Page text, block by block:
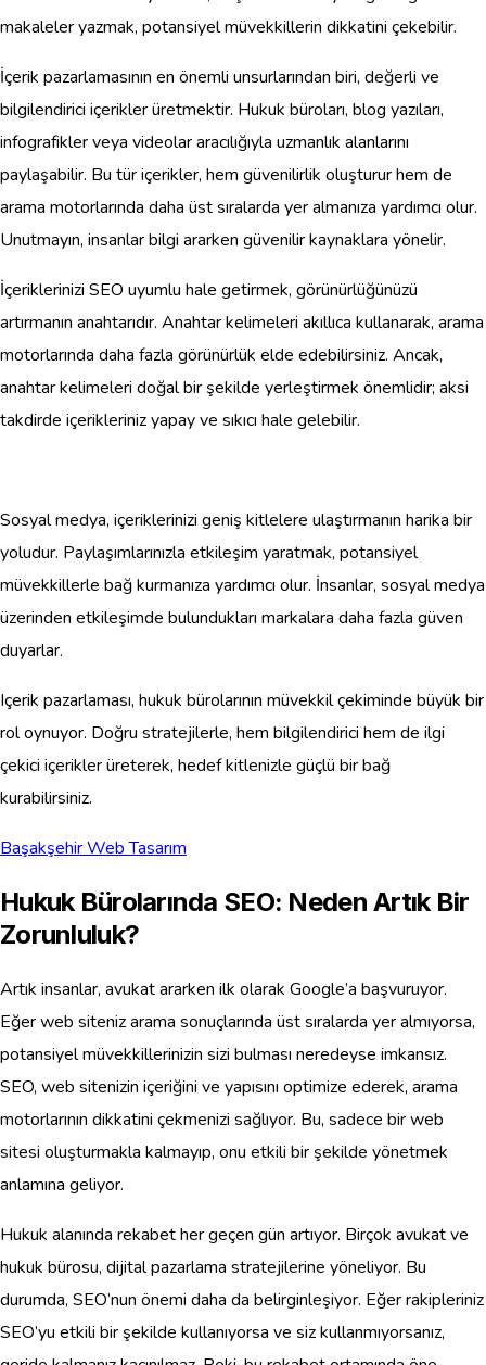
makaleler yazmak, potansiyel müvekkillerin dikkatini çekebilir.
İçerik pazarlamasının en önemli unsurlarından biri, değerli ve
bilgilendirici içerikler üretmektir. Hukuk büroları, blog yazıları,
infografikler veya videolar aracılığıyla uzmanlık alanlarını
paylaşabilir. Bu tür içerikler, hem güvenilirlik oluşturur hem de
arama motorlarında daha üst sıralarda yer almanıza yardımcı olur.
Unutmayın, insanlar bilgi ararken güvenilir kaynaklara yönelir.
İçeriklerinizi SEO uyumlu hale getirmek, görünürlüğünüzü
artırmanın anahtarıdır. Anahtar kelimeleri akıllıca kullanarak, arama
motorlarında daha fazla görünürlük elde edebilirsiniz. Ancak,
anahtar kelimeleri doğal bir şekilde yerleştirmek önemlidir; aksi
takdirde içerikleriniz yapay ve sıkıcı hale gelebilir.
Sosyal medya, içeriklerinizi geniş kitlelere ulaştırmanın harika bir
yoludur. Paylaşımlarınızla etkileşim yaratmak, potansiyel
müvekkillerle bağ kurmanıza yardımcı olur. İnsanlar, sosyal medya
üzerinden etkileşimde bulundukları markalara daha fazla güven
duyarlar.
Içerik pazarlaması, hukuk bürolarının müvekkil çekiminde büyük bir
rol oynuyor. Doğru stratejilerle, hem bilgilendirici hem de ilgi
çekici içerikler üreterek, hedef kitlenizle güçlü bir bağ
kurabilirsiniz.
Başakşehir Web Tasarım
Hukuk Bürolarında SEO: Neden Artık Bir
Zorunluluk?
Artık insanlar, avukat ararken ilk olarak Google’a başvuruyor.
Eğer web siteniz arama sonuçlarında üst sıralarda yer almıyorsa,
potansiyel müvekkillerinizin sizi bulması neredeyse imkansız.
SEO, web sitenizin içeriğini ve yapısını optimize ederek, arama
motorlarının dikkatini çekmenizi sağlıyor. Bu, sadece bir web
sitesi oluşturmakla kalmayıp, onu etkili bir şekilde yönetmek
anlamına geliyor.
Hukuk alanında rekabet her geçen gün artıyor. Birçok avukat ve
hukuk bürosu, dijital pazarlama stratejilerine yöneliyor. Bu
durumda, SEO’nun önemi daha da belirginleşiyor. Eğer rakipleriniz
SEO’yu etkili bir şekilde kullanıyorsa ve siz kullanmıyorsanız,